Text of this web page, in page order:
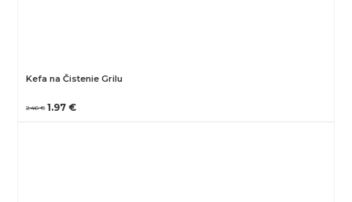
Kefa na Čistenie Grilu
2.46 € 1.97 €